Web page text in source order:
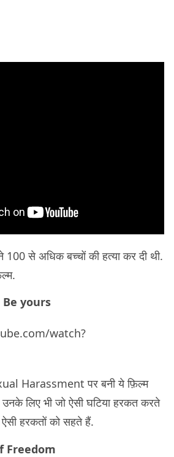
ने 100 से अधिक बच्चों की हत्या कर दी थी.
yours
watch?
Harassment पर बनी ये फ़िल्म
लिए भी जो ऐसी घटिया हरकत करते
हरकतों को सहते हैं.
Freedom